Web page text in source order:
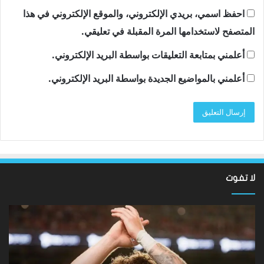
احفظ اسمي، بريدي الإلكتروني، والموقع الإلكتروني في هذا
المتصفح لاستخدامها المرة المقبلة في تعليقي.
أعلمني بمتابعة التعليقات بواسطة البريد الإلكتروني.
أعلمني بالمواضيع الجديدة بواسطة البريد الإلكتروني.
لا تفوت
نتائج
Hundred
2026:
فاز